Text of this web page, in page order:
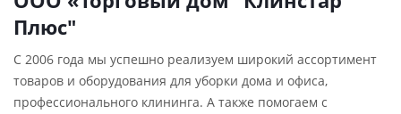
Плюс"
С 2006 года мы успешно реализуем широкий ассортимент
товаров и оборудования для уборки дома и офиса,
профессионального клининга. А также помогаем с